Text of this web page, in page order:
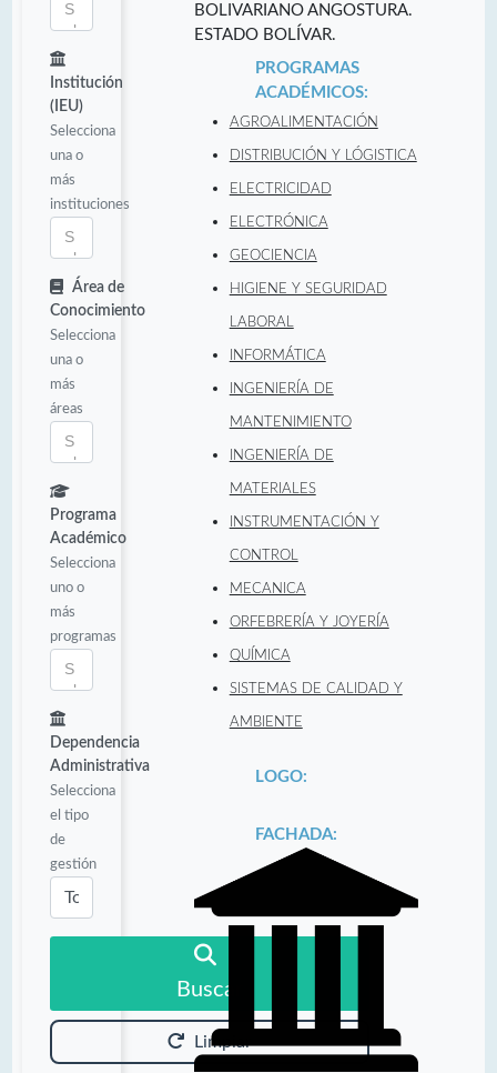
Institución
(IEU)
Selecciona
una o
más
instituciones
Área de
Conocimiento
Selecciona
una o
más
áreas
Programa
Académico
Selecciona
uno o
más
programas
Dependencia
Administrativa
Selecciona
el tipo
de
gestión
Buscar
Limpiar
BOLIVARIANO ANGOSTURA.
ESTADO BOLÍVAR.
PROGRAMAS
ACADÉMICOS:
AGROALIMENTACIÓN
DISTRIBUCIÓN Y LÓGISTICA
ELECTRICIDAD
ELECTRÓNICA
GEOCIENCIA
HIGIENE Y SEGURIDAD
LABORAL
INFORMÁTICA
INGENIERÍA DE
MANTENIMIENTO
INGENIERÍA DE
MATERIALES
INSTRUMENTACIÓN Y
CONTROL
MECANICA
ORFEBRERÍA Y JOYERÍA
QUÍMICA
SISTEMAS DE CALIDAD Y
AMBIENTE
LOGO:
FACHADA: